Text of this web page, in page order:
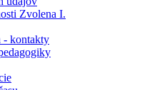
Zvolena I.
- kontakty